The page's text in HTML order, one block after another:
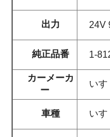
出力 24V
純正品番 1-
カーメーカ
ー
い
車種 いす